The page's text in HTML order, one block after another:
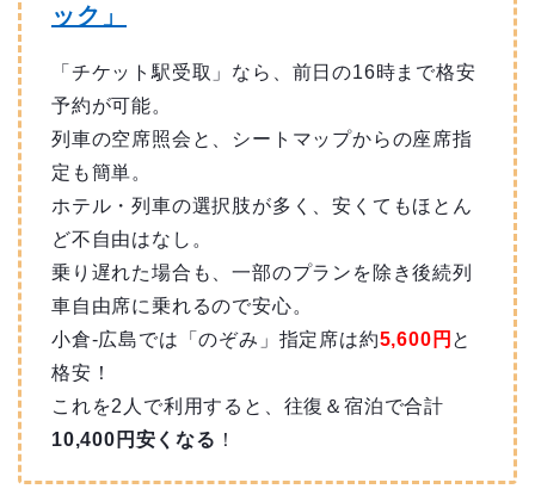
ック」
「チケット駅受取」なら、前日の16時まで格安
予約が可能。
列車の空席照会と、シートマップからの座席指
定も簡単。
ホテル・列車の選択肢が多く、安くてもほとん
ど不自由はなし。
乗り遅れた場合も、一部のプランを除き後続列
車自由席に乗れるので安心。
小倉-広島では「のぞみ」指定席は約5,600円 と
格安！
これを2人で利用すると、往復＆宿泊で合計
10,400円安くなる ！